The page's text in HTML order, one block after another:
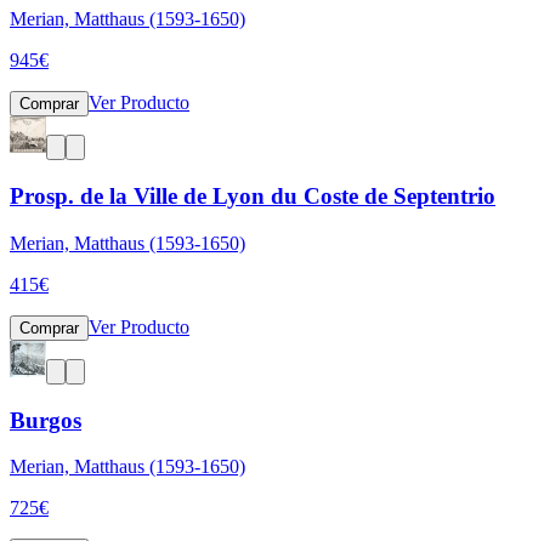
Merian, Matthaus (1593-1650)
945€
Comprar Ver Producto
Prosp. de la Ville de Lyon du Coste de Septentrio
Merian, Matthaus (1593-1650)
415€
Comprar Ver Producto
Burgos
Merian, Matthaus (1593-1650)
725€